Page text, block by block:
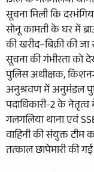
सूचना मिली कि
सोनू कामती के घर में
की खरीद–बिक्री की जा
सूचना की गंभीरता को
पुलिस अधीक्षक,
अनुश्रवण में अनुमंडल
पदाधिकारी-2 के नेतृत्व
गलगलिया थाना एवं
वाहिनी की संयुक्त टीम
तत्काल छापेमारी की